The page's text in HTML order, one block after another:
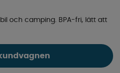
och camping. BPA-fri, lätt att